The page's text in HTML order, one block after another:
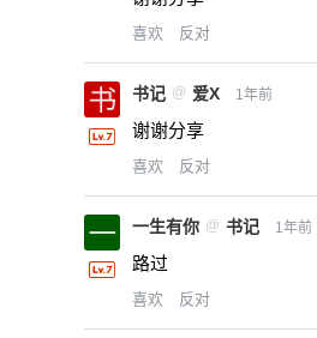
喜欢 反对
书记 @ 爱X 1年前
谢谢分享
喜欢 反对
一生有你 @ 书记 1年前
路过
喜欢 反对